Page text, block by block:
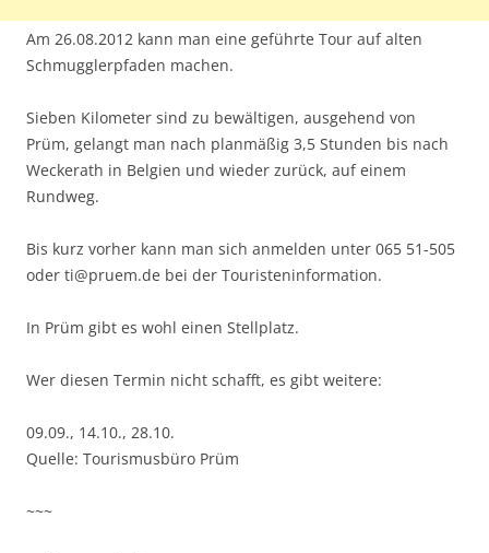
Am 26.08.2012 kann man eine geführte Tour auf alten
Schmugglerpfaden machen.
Sieben Kilometer sind zu bewältigen, ausgehend von
Prüm, gelangt man nach planmäßig 3,5 Stunden bis nach
Weckerath in Belgien und wieder zurück, auf einem
Rundweg.
Bis kurz vorher kann man sich anmelden unter 065 51-505
oder ti@pruem.de bei der Touristeninformation.
In Prüm gibt es wohl einen Stellplatz.
Wer diesen Termin nicht schafft, es gibt weitere:
09.09., 14.10., 28.10.
Quelle: Tourismusbüro Prüm
~~~